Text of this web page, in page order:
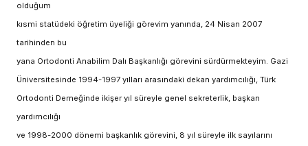
olduğum
kısmi statüdeki öğretim üyeliği görevim yanında, 24 Nisan 2007
tarihinden bu
yana Ortodonti Anabilim Dalı Başkanlığı görevini sürdürmekteyim. Gazi
Üniversitesinde 1994-1997 yılları arasındaki dekan yardımcılığı, Türk
Ortodonti Derneğinde ikişer yıl süreyle genel sekreterlik, başkan
yardımcılığı
ve 1998-2000 dönemi başkanlık görevini, 8 yıl süreyle ilk sayılarını